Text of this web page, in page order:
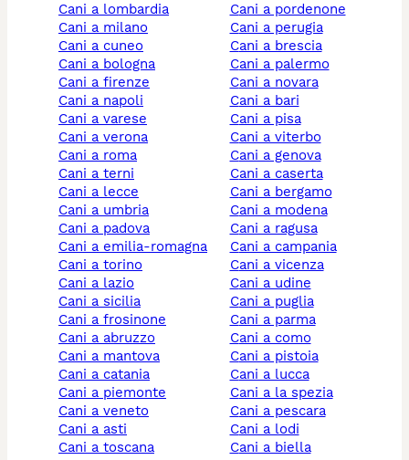
cani a lombardia
cani a milano
cani a cuneo
cani a bologna
cani a firenze
cani a napoli
cani a varese
cani a verona
cani a roma
cani a terni
cani a lecce
cani a umbria
cani a padova
cani a emilia-romagna
cani a torino
cani a lazio
cani a sicilia
cani a frosinone
cani a abruzzo
cani a mantova
cani a catania
cani a piemonte
cani a veneto
cani a asti
cani a toscana
cani a pordenone
cani a perugia
cani a brescia
cani a palermo
cani a novara
cani a bari
cani a pisa
cani a viterbo
cani a genova
cani a caserta
cani a bergamo
cani a modena
cani a ragusa
cani a campania
cani a vicenza
cani a udine
cani a puglia
cani a parma
cani a como
cani a pistoia
cani a lucca
cani a la spezia
cani a pescara
cani a lodi
cani a biella